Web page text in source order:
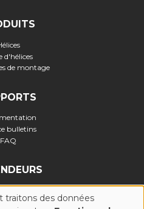
d'hélices
de montage
bulletins
FAQ
traitons des données